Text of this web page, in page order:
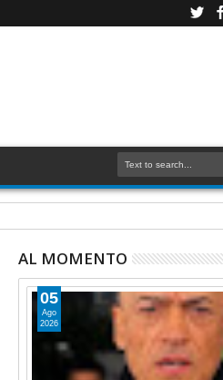
AL MOMENTO
05
Ago
2026